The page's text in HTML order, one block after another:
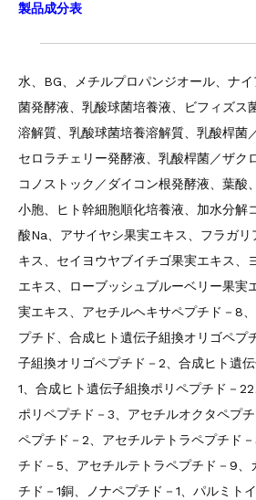
製品成分表
水、BG、メチルプロパンジオール、ナ
菌発酵液、乳酸球菌培養液、ビフィズス
溶解質、乳酸球菌培養溶解質、乳酸桿菌
セロラチェリー発酵液、乳酸桿菌／ザク
コノストック／ダイコン根発酵液、葉酸
小胞、ヒト幹細胞順化培養液、加水分解
酸Na、アサイヤシ果実エキス、フラガ
キス、セイヨウヤブイチゴ果実エキス、
エキス、ローブッシュブルーベリー果実
実エキス、アセチルヘキサペプチド－8
プチド、合成ヒト遺伝子組換オリゴペプ
子組換オリゴペプチド－2、合成ヒト遺
1、合成ヒト遺伝子組換ポリペプチド－
ポリペプチド－3、アセチルオクタペプ
ペプチド－2、アセチルテトラペプチド
チド－5、アセチルテトラペプチド－9、
チド－1銅、ノナペプチド－1、パルミト